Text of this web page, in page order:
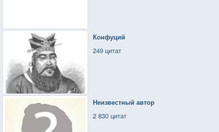
Конфуций
249 цитат
Неизвестный автор
2 830 цитат